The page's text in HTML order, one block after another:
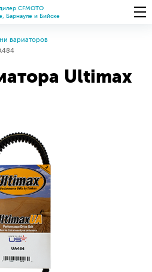
CFMOTO
Барнауле и Бийске
вариаторов
Ultimax